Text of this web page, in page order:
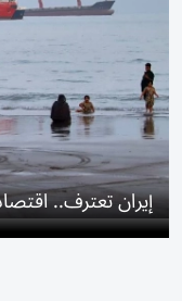
إيران تعترف..